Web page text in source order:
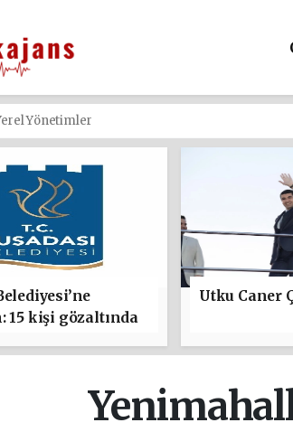
Yönetimler
15 kişi gözaltında
Utku Caner